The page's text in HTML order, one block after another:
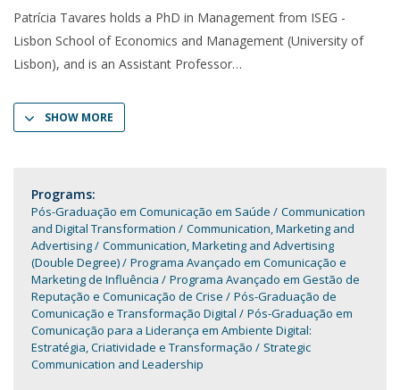
Patrícia Tavares holds a PhD in Management from ISEG -
Lisbon School of Economics and Management (University of
Lisbon), and is an Assistant Professor
SHOW MORE
Programs:
Pós-Graduação em Comunicação em Saúde
Communication
and Digital Transformation
Communication, Marketing and
Advertising
Communication, Marketing and Advertising
(Double Degree)
Programa Avançado em Comunicação e
Marketing de Influência
Programa Avançado em Gestão de
Reputação e Comunicação de Crise
Pós-Graduação de
Comunicação e Transformação Digital
Pós-Graduação em
Comunicação para a Liderança em Ambiente Digital:
Estratégia, Criatividade e Transformação
Strategic
Communication and Leadership